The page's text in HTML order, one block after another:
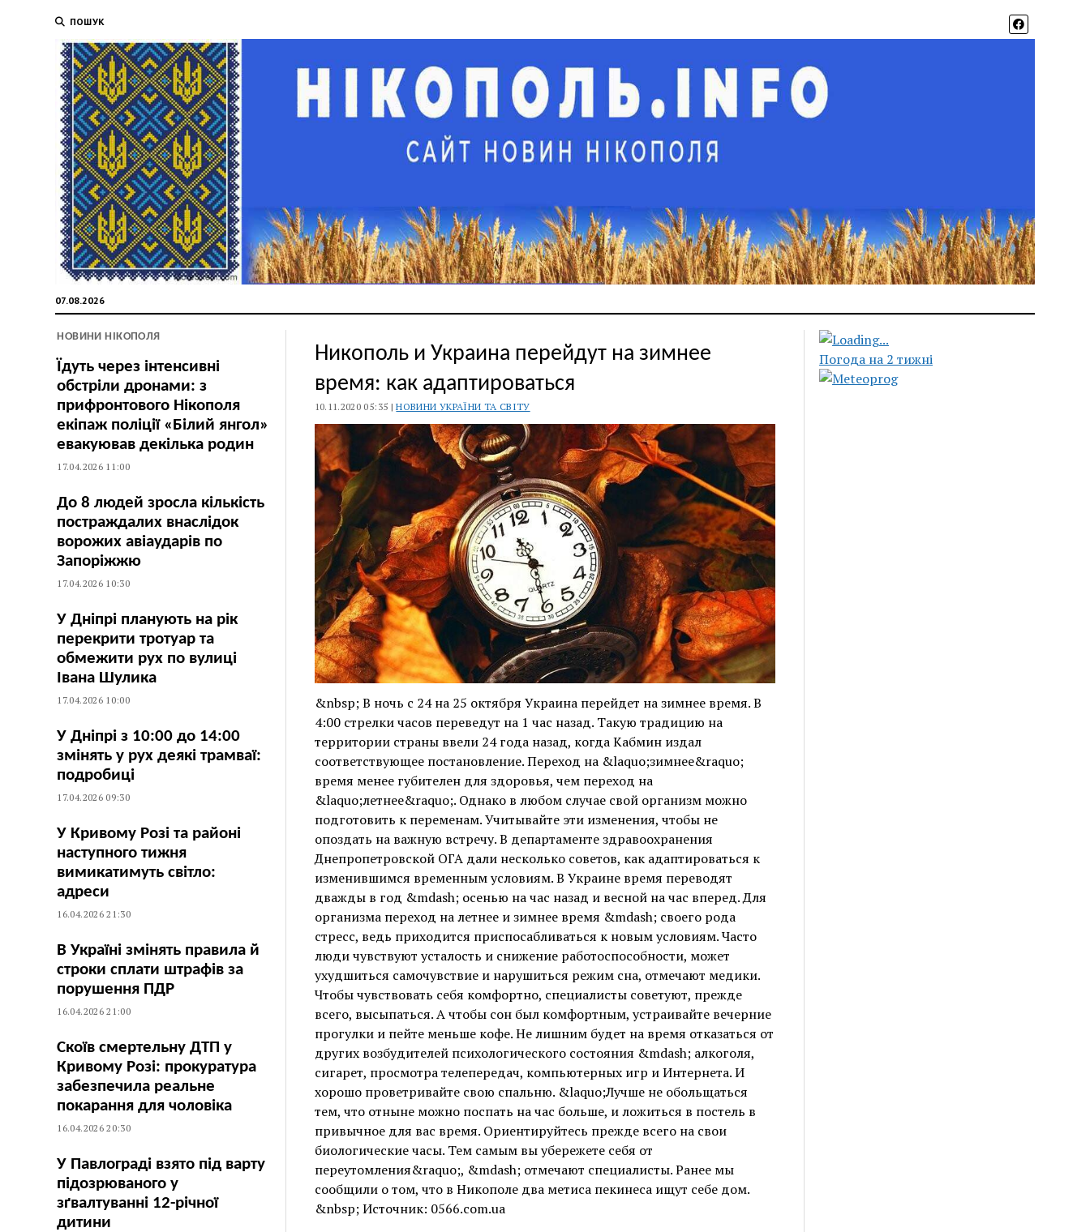
ПОШУК
07.08.2026
НОВИНИ НІКОПОЛЯ
Їдуть через інтенсивні
обстріли дронами: з
прифронтового Нікополя
екіпаж поліції «Білий янгол»
евакуював декілька родин
17.04.2026 11:00
До 8 людей зросла кількість
постраждалих внаслідок
ворожих авіаударів по
Запоріжжю
17.04.2026 10:30
У Дніпрі планують на рік
перекрити тротуар та
обмежити рух по вулиці
Івана Шулика
17.04.2026 10:00
У Дніпрі з 10:00 до 14:00
змінять у рух деякі трамваї:
подробиці
17.04.2026 09:30
У Кривому Розі та районі
наступного тижня
вимикатимуть світло:
адреси
16.04.2026 21:30
В Україні змінять правила й
строки сплати штрафів за
порушення ПДР
16.04.2026 21:00
Скоїв смертельну ДТП у
Кривому Розі: прокуратура
забезпечила реальне
покарання для чоловіка
16.04.2026 20:30
У Павлограді взято під варту
підозрюваного у
зґвалтуванні 12-річної
дитини
Никополь и Украина перейдут на зимнее
время: как адаптироваться
10.11.2020 05:35 |НОВИНИ УКРАЇНИ ТА СВІТУ
&nbsp; В ночь с 24 на 25 октября Украина перейдет на зимнее время. В
4:00 стрелки часов переведут на 1 час назад. Такую традицию на
территории страны ввели 24 года назад, когда Кабмин издал
соответствующее постановление. Переход на &laquo;зимнее&raquo;
время менее губителен для здоровья, чем переход на
&laquo;летнее&raquo;. Однако в любом случае свой организм можно
подготовить к переменам. Учитывайте эти изменения, чтобы не
опоздать на важную встречу. В департаменте здравоохранения
Днепропетровской ОГА дали несколько советов, как адаптироваться к
изменившимся временным условиям. В Украине время переводят
дважды в год &mdash; осенью на час назад и весной на час вперед. Для
организма переход на летнее и зимнее время &mdash; своего рода
стресс, ведь приходится приспосабливаться к новым условиям. Часто
люди чувствуют усталость и снижение работоспособности, может
ухудшиться самочувствие и нарушиться режим сна, отмечают медики.
Чтобы чувствовать себя комфортно, специалисты советуют, прежде
всего, высыпаться. А чтобы сон был комфортным, устраивайте вечерние
прогулки и пейте меньше кофе. Не лишним будет на время отказаться от
других возбудителей психологического состояния &mdash; алкоголя,
сигарет, просмотра телепередач, компьютерных игр и Интернета. И
хорошо проветривайте свою спальню. &laquo;Лучше не обольщаться
тем, что отныне можно поспать на час больше, и ложиться в постель в
привычное для вас время. Ориентируйтесь прежде всего на свои
биологические часы. Тем самым вы убережете себя от
переутомления&raquo;, &mdash; отмечают специалисты. Ранее мы
сообщили о том, что в Никополе два метиса пекинеса ищут себе дом.
&nbsp; Источник: 0566.com.ua
Погода на 2 тижні